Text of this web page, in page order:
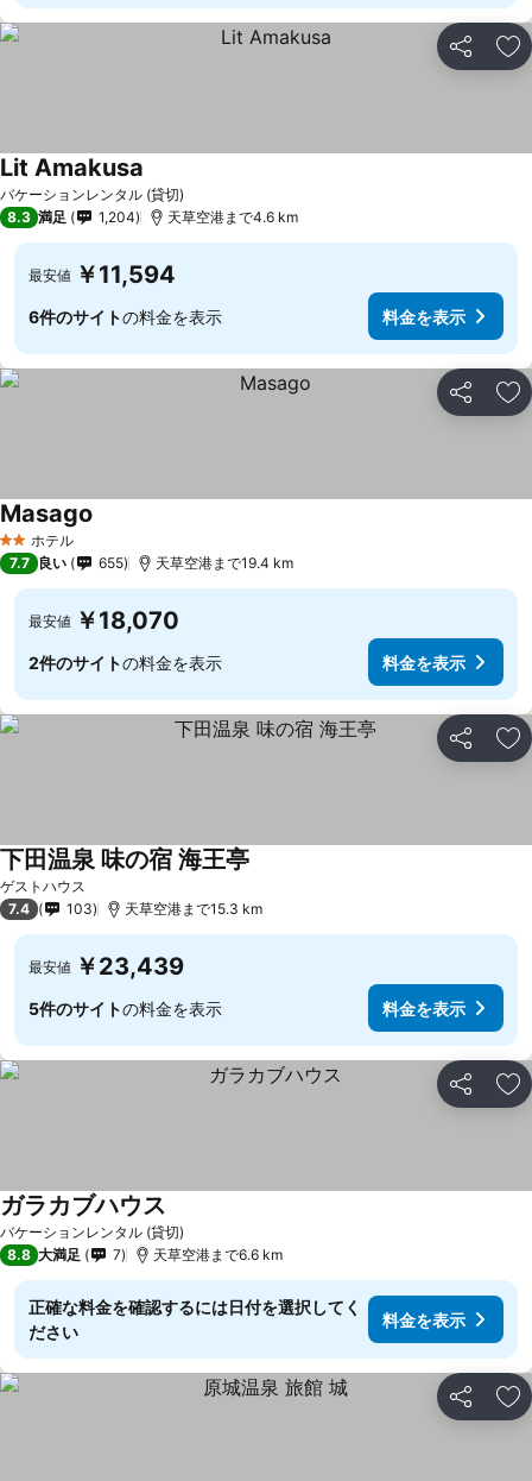
シェア お
バケーションレンタル (貸切)
Lit Amakusa
8.3 満足 1,204 天草空港まで4.6 km
最安値 ￥11,594
6件のサイトの料金を表示 料金を表示
シェア お
2 ホテルのランク
ホテル
Masago
7.7 良い 655 天草空港まで19.4 km
最安値 ￥18,070
2件のサイトの料金を表示 料金を表示
シェア お
ゲストハウス
下田温泉 味の宿 海王亭
7.4 103 天草空港まで15.3 km
最安値 ￥23,439
5件のサイトの料金を表示 料金を表示
シェア お
バケーションレンタル (貸切)
ガラカブハウス
8.8 大満足 7 天草空港まで6.6 km
正確な料金を確認するには日付を選択してく
ださい
料金を表示
シェア お